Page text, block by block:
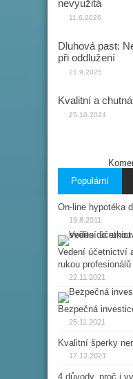
nevyužitá
11.6.2026
Dluhová past:
při oddlužení
21.9.2025
Kvalitní a
25.10.2024
Populární
On-line hypotéka
19.8.2011
Vedení účetnictví
rukou profesionálů
22.11.2021
Bezpečná
25.11.2021
Kvalitní šperky
17.12.2021
4 důvody, proč i